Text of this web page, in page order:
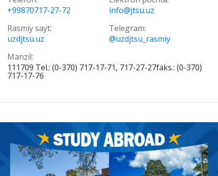
+99870717-27-72
info@jtsu.uz
Rasmiy sayt:
uzdjtsu.uz
Telegram:
@uzdjtsu_rasmiy
Manzil:
111709 Tel.: (0-370) 717-17-71, 717-27-27faks.: (0-370)
717-17-76